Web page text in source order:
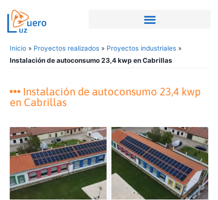
Inicio » Proyectos realizados » Proyectos industriales »
Instalación de autoconsumo 23,4 kwp en Cabrillas
Instalación de autoconsumo 23,4 kwp
en Cabrillas